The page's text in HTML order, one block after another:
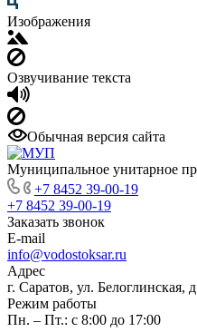
Изображения
Озвучивание текста
Обычная версия сайта
Муниципальное унитарное
+7 8452 39-00-19
+7 8452 39-00-19
Заказать звонок
E-mail
info@vodostoksar.ru
Адрес
г. Саратов, ул. Белоглинская,
Режим работы
Пн. – Пт.: с 8:00 до 17:00